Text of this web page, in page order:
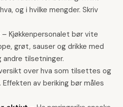
og i hvilke mengder. Skriv
– Kjøkkenpersonalet bør vite
grøt, sauser og drikke med
tilsetninger.
over hva som tilsettes og
av beriking bør måles